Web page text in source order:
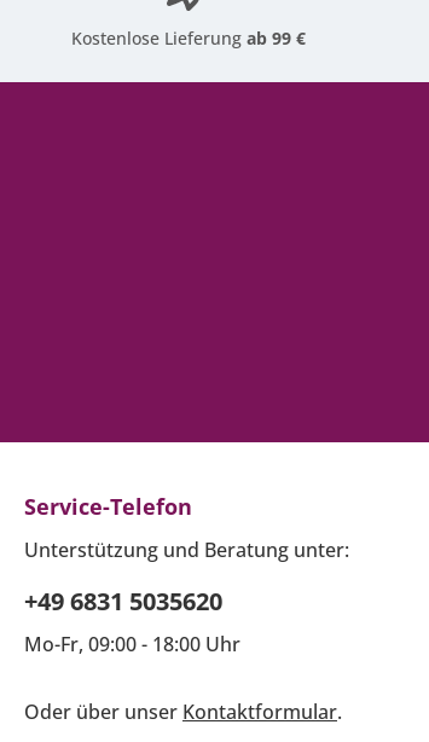
Kostenlose Lieferungab 99 €
Service-Telefon
Unterstützung und Beratung unter:
+49 6831 5035620
Mo-Fr, 09:00 - 18:00 Uhr
Oder über unser Kontaktformular.